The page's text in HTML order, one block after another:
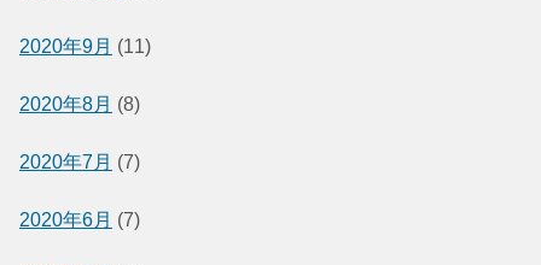
2020年9月 (11)
2020年8月 (8)
2020年7月 (7)
2020年6月 (7)